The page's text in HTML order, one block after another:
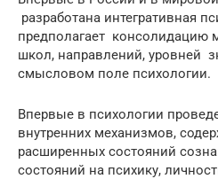
разработана интегративная
предполагает консолидацию
школ, направлений, уровней
смысловом поле психологии.
Впервые в психологии
внутренних механизмов,
расширенных состояний
состояний на психику,